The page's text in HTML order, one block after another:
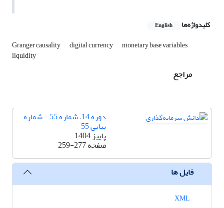
کلیدواژه‌ها English
Granger causality digital currency monetary base variables
liquidity
مراجع
دوره 14، شماره 55 - شماره
پیاپی 55
پاییز 1404
صفحه259-277
فایل ها